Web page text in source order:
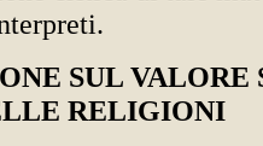
SUL
RELIGIONI